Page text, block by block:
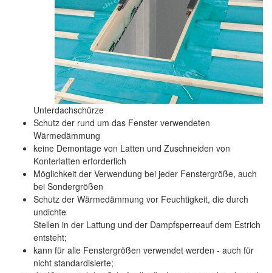
Unterdachschürze
Schutz der rund um das Fenster verwendeten
Wärmedämmung
keine Demontage von Latten und Zuschneiden von
Konterlatten erforderlich
Möglichkeit der Verwendung bei jeder Fenstergröße, auch
bei Sondergrößen
Schutz der Wärmedämmung vor Feuchtigkeit, die durch
undichte
Stellen in der Lattung und der Dampfsperreauf dem Estrich
entsteht;
kann für alle Fenstergrößen verwendet werden - auch für
nicht standardisierte;